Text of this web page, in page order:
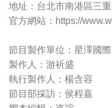
地址：台北市南港區三
官方網站：https://
節目製作單位：星澤國際
製作人：游祈盛
執行製作人：楊含容
節目部採訪：侯程嘉